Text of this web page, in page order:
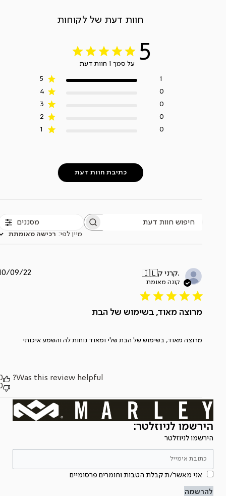
חוות דעת של לקוחות
5 על סמך 1 חוות דעת
5
1
4
0
3
0
2
0
1
0
כתיבת חוות דעת
חיפוש
מסננים
מיין לפי: רכישה מאומתת
🇮🇱 קרני ק.
מרוצה מאוד, בשימוש של הבת
מרוצה מאוד, בשימוש של הבת שלי ומאוד נוחות לה והשמע איכותי
תאריך09/22
Was this review helpful?
הירשמו לניוזלטר:
הירשמו לניוזלטר
אני מאשר/ת קבלת הטבות וחומרים פרסומיים
להרשמה